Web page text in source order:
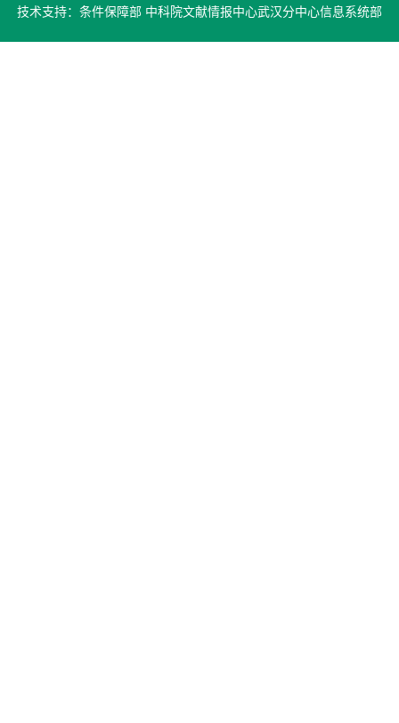
技术支持：条件保障部 中科院文献情报中心武汉分中心信息系统部